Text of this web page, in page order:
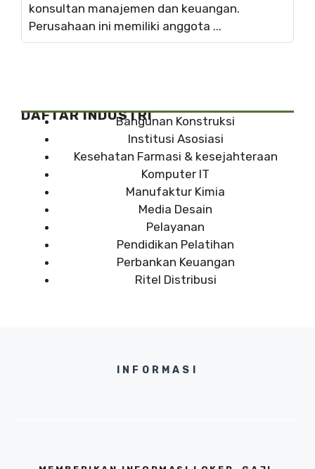
konsultan manajemen dan keuangan.
Perusahaan ini memiliki anggota ...
DAFTAR INDUSTRIBangunan Konstruksi
Institusi Asosiasi
Kesehatan Farmasi & kesejahteraan
Komputer IT
Manufaktur Kimia
Media Desain
Pelayanan
Pendidikan Pelatihan
Perbankan Keuangan
Ritel Distribusi
INFORMASI